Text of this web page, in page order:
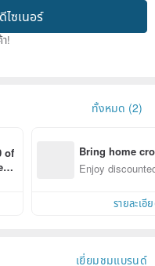
ซเนอร์
!
ทั้งหมด (2)
of
Bring home
n with ease
Enjoy
รายละเอี
เยี่ยมชมแบรนด์